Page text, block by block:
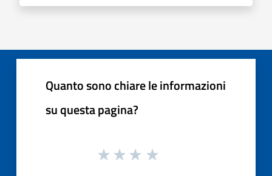
Quanto sono chiare le informazioni
su questa pagina?